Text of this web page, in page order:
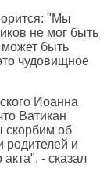
"Мы
не мог быть
быть
чудовищное
Иоанна
Ватикан
скорбим об
родителей и
- сказал